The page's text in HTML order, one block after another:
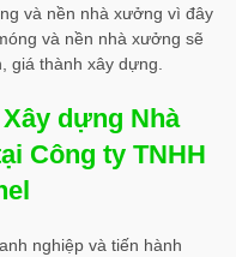
và nền nhà xưởng vì đây
và nền nhà xưởng sẽ
giá thành xây dựng.
dựng Nhà
Công ty TNHH
nghiệp và tiến hành